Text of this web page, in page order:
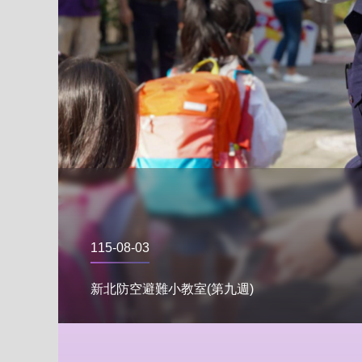
115-08-03
新北防空避難小教室(第九週)